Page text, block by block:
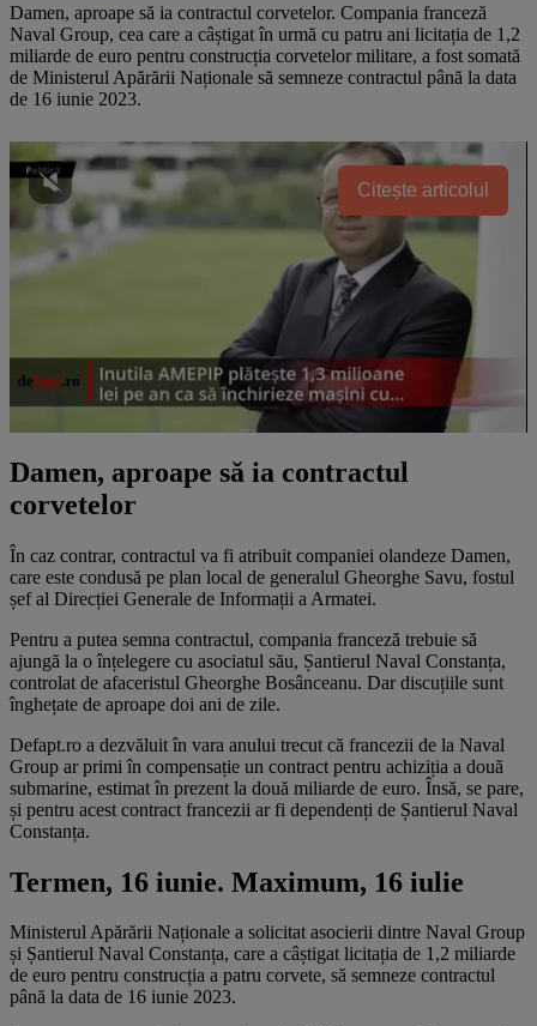
Damen, aproape să ia contractul corvetelor. Compania franceză
Naval Group, cea care a câștigat în urmă cu patru ani licitația de 1,2
miliarde de euro pentru construcția corvetelor militare, a fost somată
de Ministerul Apărării Naționale să semneze contractul până la data
de 16 iunie 2023.
Citește articolul
Damen, aproape să ia contractul
corvetelor
În caz contrar, contractul va fi atribuit companiei olandeze Damen,
care este condusă pe plan local de generalul Gheorghe Savu, fostul
șef al Direcției Generale de Informații a Armatei.
Pentru a putea semna contractul, compania franceză trebuie să
ajungă la o înțelegere cu asociatul său, Șantierul Naval Constanța,
controlat de afaceristul Gheorghe Bosânceanu. Dar discuțiile sunt
înghețate de aproape doi ani de zile.
Defapt.ro a dezvăluit în vara anului trecut că francezii de la Naval
Group ar primi în compensație un contract pentru achiziția a două
submarine, estimat în prezent la două miliarde de euro. Însă, se pare,
și pentru acest contract francezii ar fi dependenți de Șantierul Naval
Constanța.
Termen, 16 iunie. Maximum, 16 iulie
Ministerul Apărării Naționale a solicitat asocierii dintre Naval Group
și Șantierul Naval Constanța, care a câștigat licitația de 1,2 miliarde
de euro pentru construcția a patru corvete, să semneze contractul
până la data de 16 iunie 2023.